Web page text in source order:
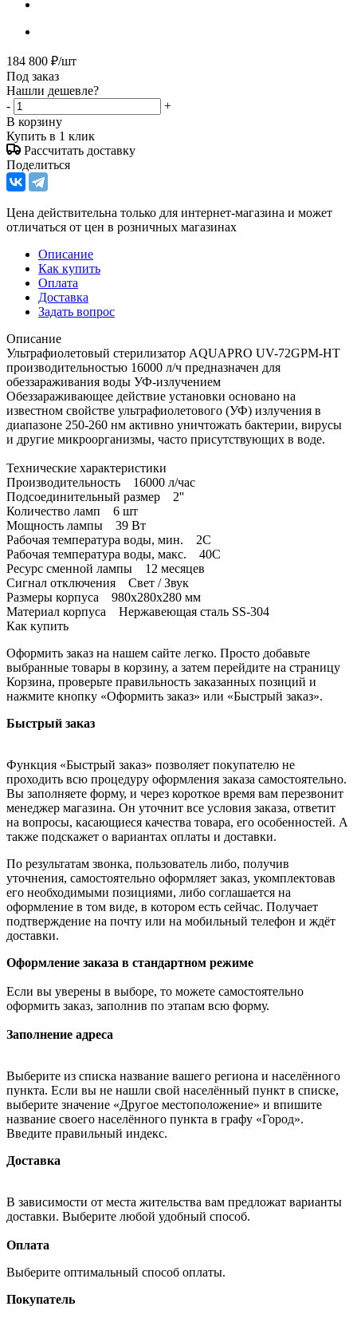
184 800 ₽/шт
Под заказ
Нашли дешевле?
-
+
В корзину
Купить в 1 клик
Рассчитать доставку
Поделиться
Цена действительна только для интернет-магазина и может
отличаться от цен в розничных магазинах
Описание
Как купить
Оплата
Доставка
Задать вопрос
Описание
Ультрафиолетовый стерилизатор AQUAPRO UV-72GPM-HT
производительностью 16000 л/ч предназначен для
обеззараживания воды УФ-излучением
Обеззараживающее действие установки основано на
известном свойстве ультрафиолетового (УФ) излучения в
диапазоне 250-260 нм активно уничтожать бактерии, вирусы
и другие микроорганизмы, часто присутствующих в воде.
Технические характеристики
Производительность 16000 л/час
Подсоединительный размер 2''
Количество ламп 6 шт
Мощность лампы 39 Вт
Рабочая температура воды, мин. 2С
Рабочая температура воды, макс. 40С
Ресурс сменной лампы 12 месяцев
Сигнал отключения Свет / Звук
Размеры корпуса 980х280х280 мм
Материал корпуса Нержавеющая сталь SS-304
Как купить
Оформить заказ на нашем сайте легко. Просто добавьте
выбранные товары в корзину, а затем перейдите на страницу
Корзина, проверьте правильность заказанных позиций и
нажмите кнопку «Оформить заказ» или «Быстрый заказ».
Быстрый заказ
Функция «Быстрый заказ» позволяет покупателю не
проходить всю процедуру оформления заказа самостоятельно.
Вы заполняете форму, и через короткое время вам перезвонит
менеджер магазина. Он уточнит все условия заказа, ответит
на вопросы, касающиеся качества товара, его особенностей. А
также подскажет о вариантах оплаты и доставки.
По результатам звонка, пользователь либо, получив
уточнения, самостоятельно оформляет заказ, укомплектовав
его необходимыми позициями, либо соглашается на
оформление в том виде, в котором есть сейчас. Получает
подтверждение на почту или на мобильный телефон и ждёт
доставки.
Оформление заказа в стандартном режиме
Если вы уверены в выборе, то можете самостоятельно
оформить заказ, заполнив по этапам всю форму.
Заполнение адреса
Выберите из списка название вашего региона и населённого
пункта. Если вы не нашли свой населённый пункт в списке,
выберите значение «Другое местоположение» и впишите
название своего населённого пункта в графу «Город».
Введите правильный индекс.
Доставка
В зависимости от места жительства вам предложат варианты
доставки. Выберите любой удобный способ.
Оплата
Выберите оптимальный способ оплаты.
Покупатель